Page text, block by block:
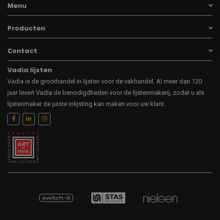
Menu
Producten
Contact
Vadia lijsten
Vadia is de groothandel in lijsten voor de vakhandel. Al meer dan 120
jaar levert Vadia de benodigdheden voor de lijstenmakerij, zodat u als
lijstenmaker de juiste inlijsting kan maken voor uw klant.